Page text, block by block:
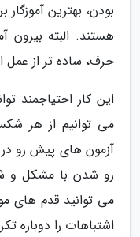
بودن، بهترین
هستند. البته بیرون
حرف، ساده تر از
این کار احتیاجمند
می توانیم از هر
آزمون های پیش رو در
رو شدن با مشکل و
می توانید قدم های
اشتباهات را دوباره